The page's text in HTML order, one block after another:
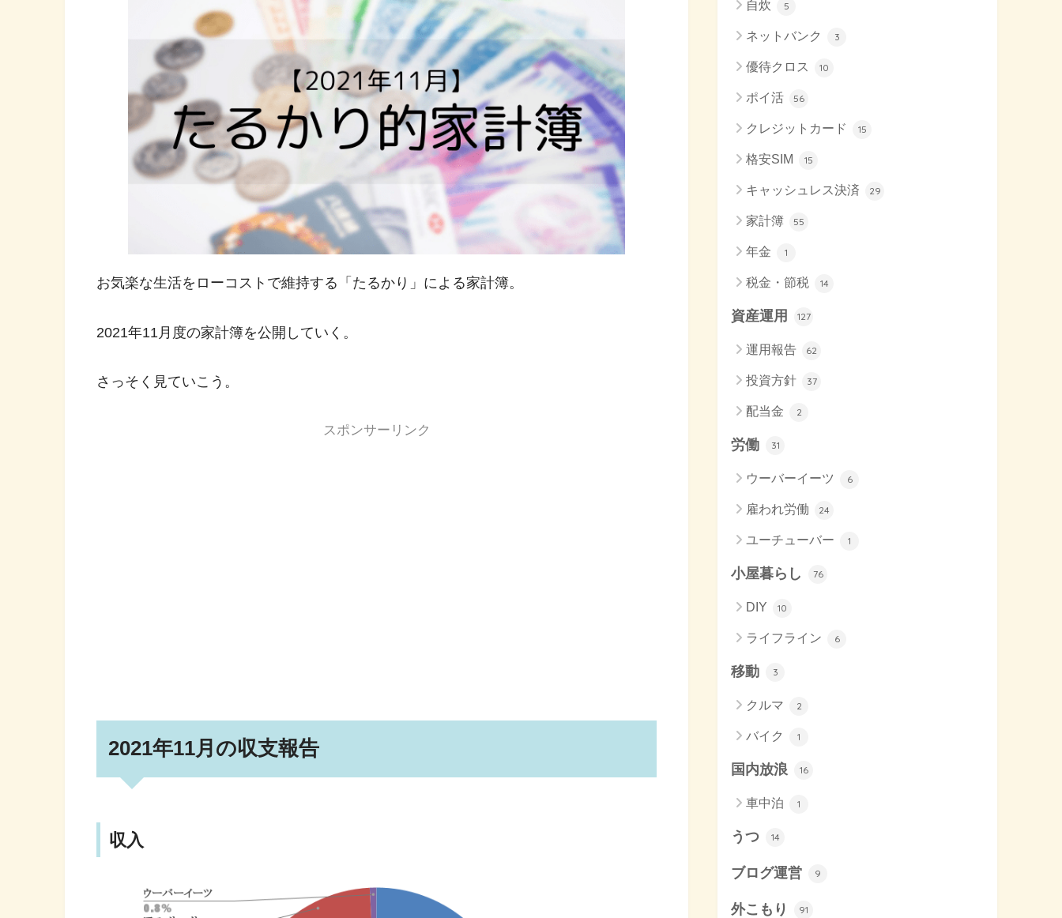
お気楽な生活をローコストで維持する「たるかり」による家計簿。
2021年11月度の家計簿を公開していく。
さっそく見ていこう。
スポンサーリンク
2021年11月の収支報告
収入
自炊 5
ネットバンク 3
優待クロス 10
ポイ活 56
クレジットカード 15
格安SIM 15
キャッシュレス決済 29
家計簿 55
年金 1
税金・節税 14
資産運用 127
運用報告 62
投資方針 37
配当金 2
労働 31
ウーバーイーツ 6
雇われ労働 24
ユーチューバー 1
小屋暮らし 76
DIY 10
ライフライン 6
移動 3
クルマ 2
バイク 1
国内放浪 16
車中泊 1
うつ 14
ブログ運営 9
外こもり 91